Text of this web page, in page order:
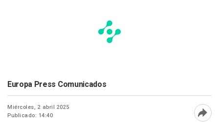
Europa Press Comunicados
Miércoles, 2 abril 2025
Publicado: 14:40